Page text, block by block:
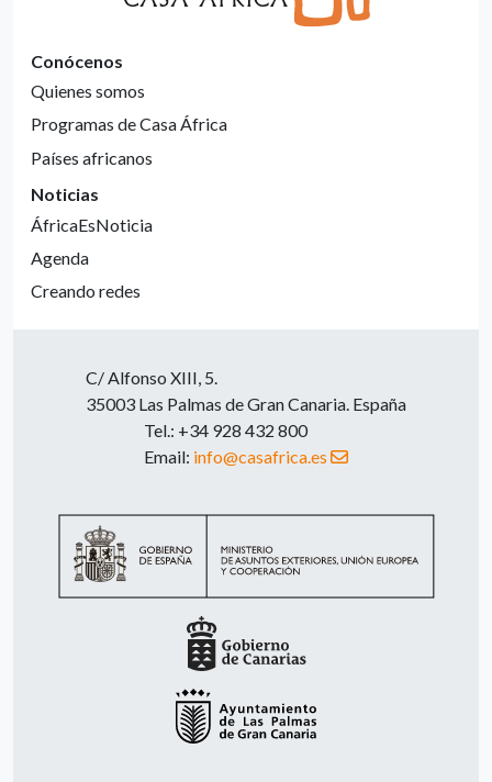
Conócenos
Quienes somos
Programas de Casa África
Países africanos
Noticias
ÁfricaEsNoticia
Agenda
Creando redes
C/ Alfonso XIII, 5.
35003 Las Palmas de Gran Canaria. España
Tel.: +34 928 432 800
Email: info@casafrica.es